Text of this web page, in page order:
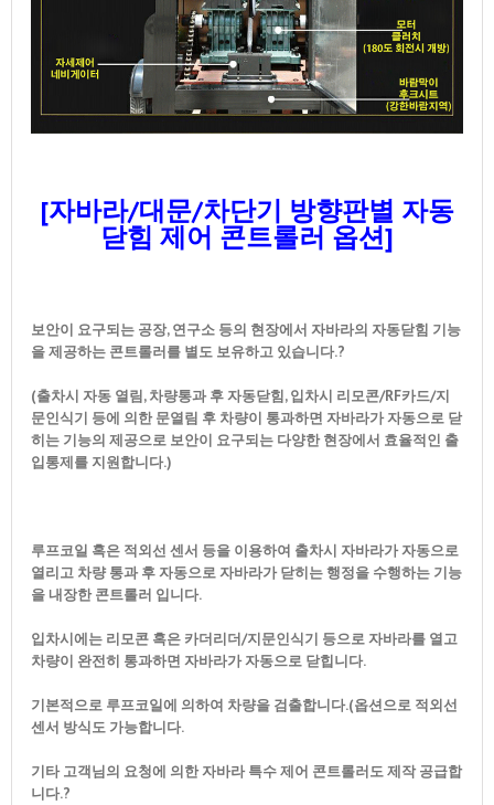
[자바라/대문/차단기 방향판별 자동
닫힘 제어 콘트롤러 옵션]
보안이 요구되는 공장, 연구소 등의 현장에서 자바라의 자동닫힘 기능
을 제공하는 콘트롤러를 별도 보유하고 있습니다.?
(출차시 자동 열림, 차량통과 후 자동닫힘, 입차시 리모콘/RF카드/지
문인식기 등에 의한 문열림 후 차량이 통과하면 자바라가 자동으로 닫
히는 기능의 제공으로 보안이 요구되는 다양한 현장에서 효율적인 출
입통제를 지원합니다.)
루프코일 혹은 적외선 센서 등을 이용하여 출차시 자바라가 자동으로
열리고 차량 통과 후 자동으로 자바라가 닫히는 행정을 수행하는 기능
을 내장한 콘트롤러 입니다.
입차시에는 리모콘 혹은 카더리더/지문인식기 등으로 자바라를 열고
차량이 완전히 통과하면 자바라가 자동으로 닫힙니다.
기본적으로 루프코일에 의하여 차량을 검출합니다.(옵션으로 적외선
센서 방식도 가능합니다.
기타 고객님의 요청에 의한 자바라 특수 제어 콘트롤러도 제작 공급합
니다.?